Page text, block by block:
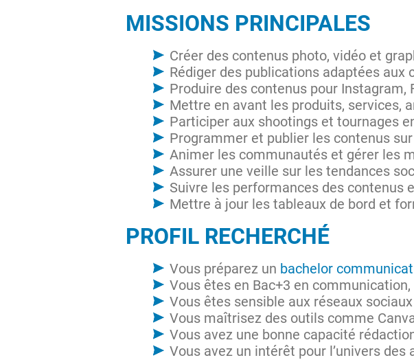
MISSIONS PRINCIPALES
Créer des contenus photo, vidéo et
Rédiger des publications adaptées aux
Produire des contenus pour
Mettre en avant les produits, services,
Participer aux shootings et tournages
Programmer et publier les contenus
Animer les communautés et gérer les
Assurer une veille sur les tendances
Suivre les performances des contenus
Mettre à jour les tableaux de bord et
PROFIL RECHERCHÉ
Vous préparez un bachelor
Vous êtes en Bac+3 en
Vous êtes sensible aux réseaux
Vous maîtrisez des outils comme
Vous avez une bonne capacité
Vous avez un intérêt pour l’univers des